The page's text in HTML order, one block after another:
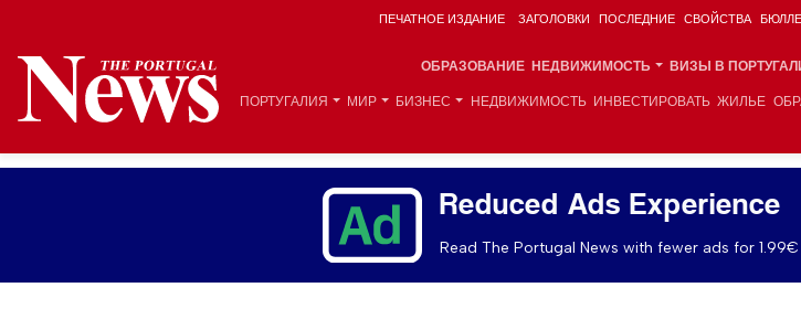
ПЕЧАТНОЕ ИЗДАНИЕ ЗАГОЛОВКИ ПОСЛЕДНИЕ СВОЙСТВА
ОБРАЗОВАНИЕ НЕДВИЖИМОСТЬ ВИЗЫ В
ПОРТУГАЛИЯ МИР БИЗНЕС НЕДВИЖИМОСТЬ ИНВЕСТИРОВАТЬ ЖИЛЬЕ
Reduced Ads Experience
Read The Portugal News with fewer ads for